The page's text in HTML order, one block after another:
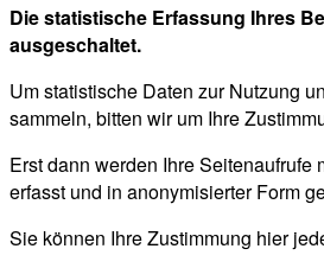
Die statistische Erfassung Ihres
ausgeschaltet.
Um statistische Daten zur Nutzung
sammeln, bitten wir um Ihre
Erst dann werden Ihre Seitenaufrufe
erfasst und in anonymisierter Form
Sie können Ihre Zustimmung hier